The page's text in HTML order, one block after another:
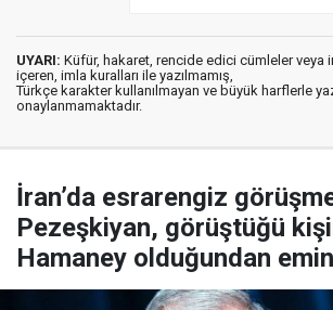
UYARI: Küfür, hakaret, rencide edici cümleler veya
içeren, imla kuralları ile yazılmamış,
Türkçe karakter kullanılmayan ve büyük harflerle
onaylanmamaktadır.
İran’da esrarengiz
Pezeşkiyan, görüştüğü
Hamaney olduğundan